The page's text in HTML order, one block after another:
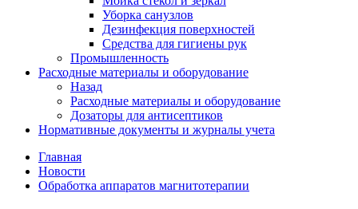
Уборка санузлов
Дезинфекция поверхностей
Средства для гигиены рук
Промышленность
Расходные материалы и оборудование
Назад
Расходные материалы и оборудование
Дозаторы для антисептиков
Нормативные документы и журналы учета
Главная
Новости
Обработка аппаратов магнитотерапии